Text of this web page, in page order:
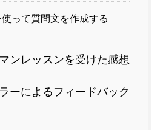
って質問文を作成する
ンレッスンを受けた感想
ーによるフィードバック